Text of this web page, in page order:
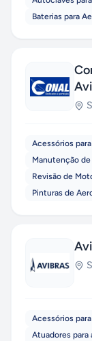
Baterias para
Acessórios
Manutenção
Revisão de
Pinturas de
Acessórios
Atuadores para